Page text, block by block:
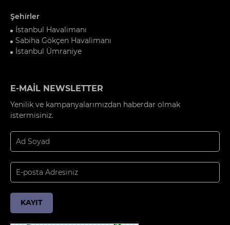
Şehirler
İstanbul Havalimanı
Sabiha Gökçen Havalimanı
İstanbul Ümraniye
E-MAİL NEWSLETTER
Yenilik ve kampanyalarımızdan haberdar olmak
istermisiniz.
KAYIT